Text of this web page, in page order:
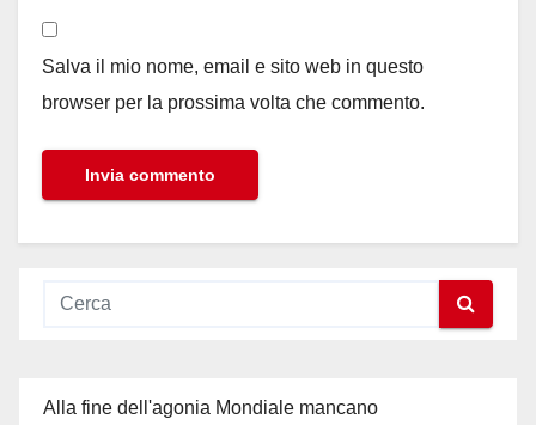
Salva il mio nome, email e sito web in questo
browser per la prossima volta che commento.
Alla fine dell'agonia Mondiale mancano